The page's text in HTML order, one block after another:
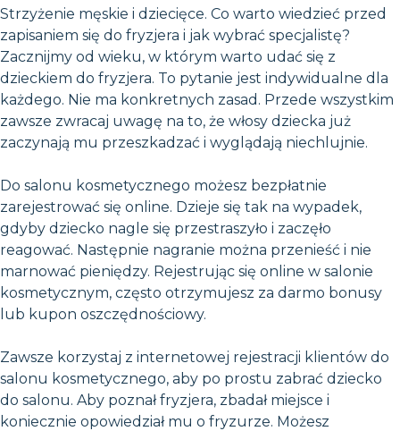
Strzyżenie męskie i dziecięce. Co warto wiedzieć przed
zapisaniem się do fryzjera i jak wybrać specjalistę?
Zacznijmy od wieku, w którym warto udać się z
dzieckiem do fryzjera. To pytanie jest indywidualne dla
każdego. Nie ma konkretnych zasad. Przede wszystkim
zawsze zwracaj uwagę na to, że włosy dziecka już
zaczynają mu przeszkadzać i wyglądają niechlujnie.
Do salonu kosmetycznego możesz bezpłatnie
zarejestrować się online. Dzieje się tak na wypadek,
gdyby dziecko nagle się przestraszyło i zaczęło
reagować. Następnie nagranie można przenieść i nie
marnować pieniędzy. Rejestrując się online w salonie
kosmetycznym, często otrzymujesz za darmo bonusy
lub kupon oszczędnościowy.
Zawsze korzystaj z internetowej rejestracji klientów do
salonu kosmetycznego, aby po prostu zabrać dziecko
do salonu. Aby poznał fryzjera, zbadał miejsce i
koniecznie opowiedział mu o fryzurze. Możesz